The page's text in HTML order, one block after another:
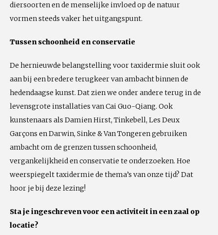
diersoorten en de menselijke invloed op de natuur
vormen steeds vaker het uitgangspunt.
Tussen schoonheid en conservatie
De hernieuwde belangstelling voor taxidermie sluit ook
aan bij een bredere terugkeer van ambacht binnen de
hedendaagse kunst. Dat zien we onder andere terug in de
levensgrote installaties van Cai Guo-Qiang. Ook
kunstenaars als Damien Hirst, Tinkebell, Les Deux
Garçons en Darwin, Sinke & Van Tongeren gebruiken
ambacht om de grenzen tussen schoonheid,
vergankelijkheid en conservatie te onderzoeken. Hoe
weerspiegelt taxidermie de thema’s van onze tijd? Dat
hoor je bij deze lezing!
Sta je ingeschreven voor een activiteit in een zaal op
locatie?